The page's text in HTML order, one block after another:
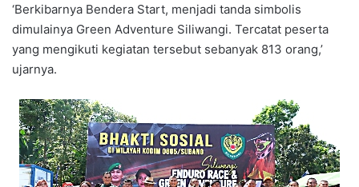
‘Berkibarnya Bendera Start, menjadi tanda simbolis
dimulainya Green Adventure Siliwangi. Tercatat peserta
yang mengikuti kegiatan tersebut sebanyak 813 orang,’
ujarnya.